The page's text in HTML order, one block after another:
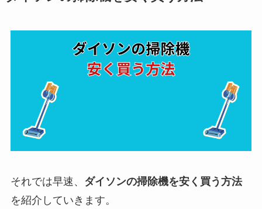
それでは早速、 ダイソンの掃除機を安く買う方法
を紹介していきます。